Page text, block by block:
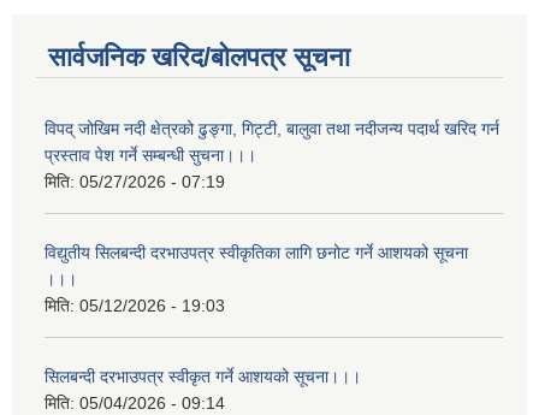
सार्वजनिक खरिद/बोलपत्र सूचना
विपद् जोखिम नदी क्षेत्रको ढुङ्गा, गिट्टी, बालुवा तथा नदीजन्य पदार्थ खरिद गर्न
प्रस्ताव पेश गर्ने सम्बन्धी सुचना।।।
मिति: 05/27/2026 - 07:19
विद्युतीय सिलबन्दी दरभाउपत्र स्वीकृतिका लागि छनोट गर्ने आशयको सूचना
।।।
मिति: 05/12/2026 - 19:03
सिलबन्दी दरभाउपत्र स्वीकृत गर्ने आशयको सूचना।।।
मिति: 05/04/2026 - 09:14